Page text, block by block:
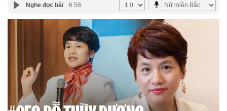
Nghe đọc bài 6:58